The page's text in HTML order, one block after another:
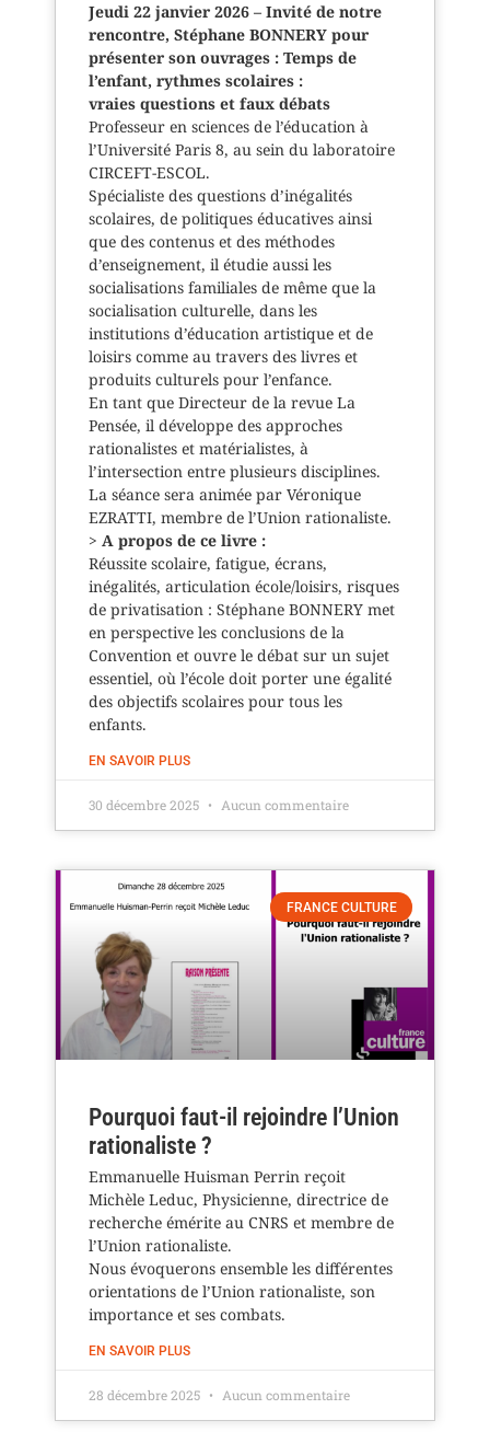
Jeudi 22 janvier 2026 – Invité de notre
rencontre, Stéphane BONNERY pour
présenter son ouvrages : Temps de
l’enfant, rythmes scolaires :
vraies questions et faux débats
Professeur en sciences de l’éducation à
l’Université Paris 8, au sein du laboratoire
CIRCEFT-ESCOL.
Spécialiste des questions d’inégalités
scolaires, de politiques éducatives ainsi
que des contenus et des méthodes
d’enseignement, il étudie aussi les
socialisations familiales de même que la
socialisation culturelle, dans les
institutions d’éducation artistique et de
loisirs comme au travers des livres et
produits culturels pour l’enfance.
En tant que Directeur de la revue La
Pensée, il développe des approches
rationalistes et matérialistes, à
l’intersection entre plusieurs disciplines.
La séance sera animée par Véronique
EZRATTI, membre de l’Union rationaliste.
> A propos de ce livre :
Réussite scolaire, fatigue, écrans,
inégalités, articulation école/loisirs, risques
de privatisation : Stéphane BONNERY met
en perspective les conclusions de la
Convention et ouvre le débat sur un sujet
essentiel, où l’école doit porter une égalité
des objectifs scolaires pour tous les
enfants.
EN SAVOIR PLUS
30 décembre 2025 Aucun commentaire
FRANCE CULTURE
Pourquoi faut-il rejoindre l’Union
rationaliste ?
Emmanuelle Huisman Perrin reçoit
Michèle Leduc, Physicienne, directrice de
recherche émérite au CNRS et membre de
l’Union rationaliste.
Nous évoquerons ensemble les différentes
orientations de l’Union rationaliste, son
importance et ses combats.
EN SAVOIR PLUS
28 décembre 2025 Aucun commentaire